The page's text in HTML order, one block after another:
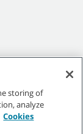
storing of
analyze
Cookies